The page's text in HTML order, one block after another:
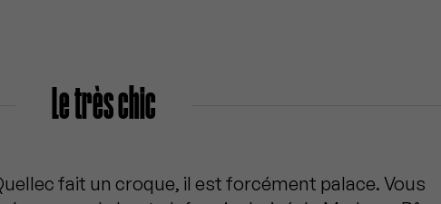
Le très chic
fait un croque, il est forcément palace. Vous